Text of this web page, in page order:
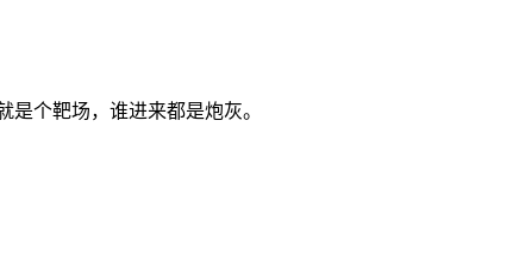
个靶场，谁进来都是炮灰。